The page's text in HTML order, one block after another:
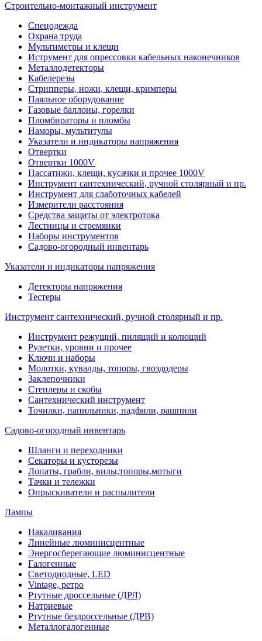
Строительно-монтажный инструмент
Спецодежда
Охрана труда
Мультиметры и клещи
Иструмент для опрессовки кабельных наконечников
Металлодетекторы
Кабелерезы
Стрипперы, ножи, клещи, кримперы
Паяльное оборудование
Газовые баллоны, горелки
Пломбираторы и пломбы
Наморы, мультитулы
Указатели и индикаторы напряжения
Отвертки
Отвертки 1000V
Пассатижи, клещи, кусачки и прочее 1000V
Инструмент сантехнический, ручной столярный и пр.
Инструмент для слаботочных кабелей
Измерители расстояния
Средства защиты от электротока
Лестницы и стремянки
Наборы инструментов
Садово-огородный инвентарь
Указатели и индикаторы напряжения
Детекторы напряжения
Тестеры
Инструмент сантехнический, ручной столярный и пр.
Инструмент режущий, пилящий и колющий
Рулетки, уровни и прочее
Ключи и наборы
Молотки, кувалды, топоры, гвоздодеры
Заклепочники
Степлеры и скобы
Сантехнический инструмент
Точилки, напильники, надфили, рашпили
Садово-огородный инвентарь
Шланги и переходники
Секаторы и кусторезы
Лопаты, грабли, вилы,топоры,мотыги
Тачки и тележки
Опрыскиватели и распылители
Лампы
Накаливания
Линейные люминисцентные
Энергосберегающие люминисцентные
Галогенные
Светодиодные, LED
Vintage, ретро
Ртутные дроссельные (ДРЛ)
Натриевые
Ртутные бездроссельные (ДРВ)
Металлогалогенные